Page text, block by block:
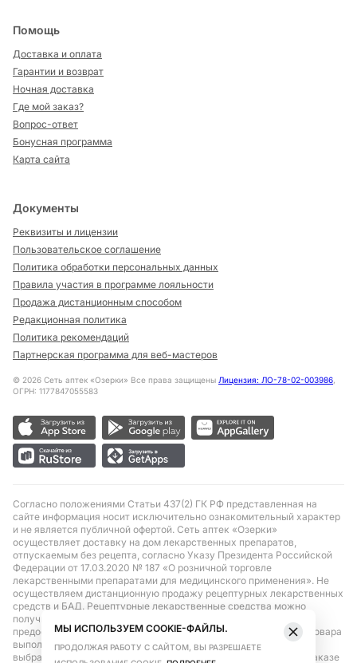
Помощь
Доставка и оплата
Гарантии и возврат
Ночная доставка
Где мой заказ?
Вопрос-ответ
Бонусная программа
Карта сайта
Документы
Реквизиты и лицензии
Пользовательское соглашение
Политика обработки персональных данных
Правила участия в программе лояльности
Продажа дистанционным способом
Редакционная политика
Политика рекомендаций
Партнерская программа для веб-мастеров
© 2026 Сеть аптек «Озерки» Все права защищены Лицензия: ЛО-78-02-003986,
ОГРН: 1177847055583
Согласно положениями Статьи 437(2) ГК РФ представленная на
сайте информация носит исключительно ознакомительный характер
и не является публичной офертой. Сеть аптек «Озерки»
осуществляет доставку на дом лекарственных препаратов,
отпускаемым без рецепта, согласно Указу Президента Российской
Федерации от 17.03.2020 № 187 «О розничной торговле
лекарственными препаратами для медицинского применения». Не
осуществляем дистанционную продажу рецептурных лекарственных
средств и БАД. Рецептурные лекарственные средства можно
получить только при помощи самовывоза в аптеке при
предоставлении рецепта, выписанного врачом. Бронирование товара
выполняется при условиях последующего выкупа заказа в
выбранном аптечном пункте. Цена действительна только при заказе
МЫ ИСПОЛЬЗУЕМ COOKIE-ФАЙЛЫ.
ПРОДОЛЖАЯ РАБОТУ С САЙТОМ, ВЫ РАЗРЕШАЕТЕ